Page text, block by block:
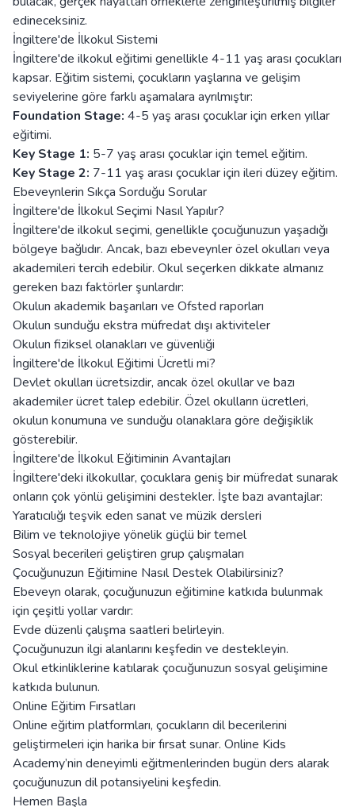
edineceksiniz.
İngiltere'de İlkokul Sistemi
İngiltere'de ilkokul eğitimi genellikle 4-11 yaş arası çocukları
kapsar. Eğitim sistemi, çocukların yaşlarına ve gelişim
seviyelerine göre farklı aşamalara ayrılmıştır:
Foundation Stage: 4-5 yaş arası çocuklar için erken yıllar
eğitimi.
Key Stage 1: 5-7 yaş arası çocuklar için temel eğitim.
Key Stage 2: 7-11 yaş arası çocuklar için ileri düzey eğitim.
Ebeveynlerin Sıkça Sorduğu Sorular
İngiltere'de İlkokul Seçimi Nasıl Yapılır?
İngiltere'de ilkokul seçimi, genellikle çocuğunuzun yaşadığı
bölgeye bağlıdır. Ancak, bazı ebeveynler özel okulları veya
akademileri tercih edebilir. Okul seçerken dikkate almanız
gereken bazı faktörler şunlardır:
Okulun akademik başarıları ve Ofsted raporları
Okulun sunduğu ekstra müfredat dışı aktiviteler
Okulun fiziksel olanakları ve güvenliği
İngiltere'de İlkokul Eğitimi Ücretli mi?
Devlet okulları ücretsizdir, ancak özel okullar ve bazı
akademiler ücret talep edebilir. Özel okulların ücretleri,
okulun konumuna ve sunduğu olanaklara göre değişiklik
gösterebilir.
İngiltere'de İlkokul Eğitiminin Avantajları
İngiltere'deki ilkokullar, çocuklara geniş bir müfredat sunarak
onların çok yönlü gelişimini destekler. İşte bazı avantajlar:
Yaratıcılığı teşvik eden sanat ve müzik dersleri
Bilim ve teknolojiye yönelik güçlü bir temel
Sosyal becerileri geliştiren grup çalışmaları
Çocuğunuzun Eğitimine Nasıl Destek Olabilirsiniz?
Ebeveyn olarak, çocuğunuzun eğitimine katkıda bulunmak
için çeşitli yollar vardır:
Evde düzenli çalışma saatleri belirleyin.
Çocuğunuzun ilgi alanlarını keşfedin ve destekleyin.
Okul etkinliklerine katılarak çocuğunuzun sosyal gelişimine
katkıda bulunun.
Online Eğitim Fırsatları
Online eğitim platformları, çocukların dil becerilerini
geliştirmeleri için harika bir fırsat sunar. Online Kids
Academy’nin deneyimli eğitmenlerinden bugün ders alarak
çocuğunuzun dil potansiyelini keşfedin.
Hemen Başla